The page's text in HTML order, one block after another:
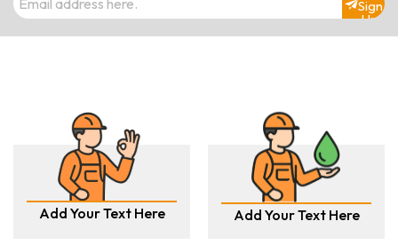
Sign
Up
Add Your Text Here Add Your Text Here